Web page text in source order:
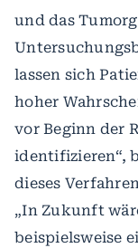
und das
lassen sich
hoher
vor Beginn der
identifizieren“,
dieses
„In Zukunft
beispielsweise